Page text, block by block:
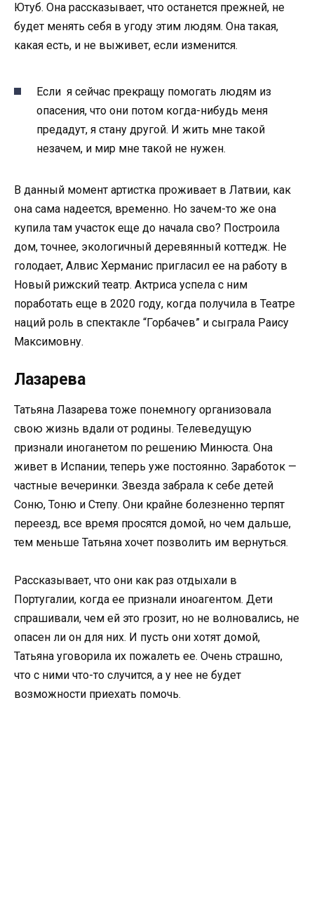
Ютуб. Она рассказывает, что останется прежней, не
будет менять себя в угоду этим людям. Она такая,
какая есть, и не выживет, если изменится.
Если я сейчас прекращу помогать людям из
опасения, что они потом когда-нибудь меня
предадут, я стану другой. И жить мне такой
незачем, и мир мне такой не нужен.
В данный момент артистка проживает в Латвии, как
она сама надеется, временно. Но зачем-то же она
купила там участок еще до начала сво? Построила
дом, точнее, экологичный деревянный коттедж. Не
голодает, Алвис Херманис пригласил ее на работу в
Новый рижский театр. Актриса успела с ним
поработать еще в 2020 году, когда получила в Театре
наций роль в спектакле “Горбачев” и сыграла Раису
Максимовну.
Лазарева
Татьяна Лазарева тоже понемногу организовала
свою жизнь вдали от родины. Телеведущую
признали иноганетом по решению Минюста. Она
живет в Испании, теперь уже постоянно. Заработок —
частные вечеринки. Звезда забрала к себе детей
Соню, Тоню и Степу. Они крайне болезненно терпят
переезд, все время просятся домой, но чем дальше,
тем меньше Татьяна хочет позволить им вернуться.
Рассказывает, что они как раз отдыхали в
Португалии, когда ее признали иноагентом. Дети
спрашивали, чем ей это грозит, но не волновались, не
опасен ли он для них. И пусть они хотят домой,
Татьяна уговорила их пожалеть ее. Очень страшно,
что с ними что-то случится, а у нее не будет
возможности приехать помочь.